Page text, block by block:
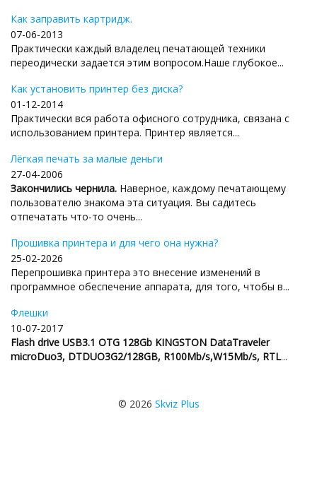
Как заправить картридж.
07-06-2013
Практически каждый владелец печатающей техники
переодически задается этим вопросом.Наше глубокое...
Как установить принтер без диска?
01-12-2014
Практически вся работа офисного сотрудника, связана с
использованием принтера. Принтер является...
Лёгкая печать за малые деньги
27-04-2006
Закончились чернила. Наверное, каждому печатающему
пользователю знакома эта ситуация. Вы садитесь
отпечатать что-то очень...
Прошивка принтера и для чего она нужна?
25-02-2026
Перепрошивка принтера это внесение изменений в
программное обеспечение аппарата, для того, чтобы в...
Флешки
10-07-2017
Flash drive USB3.1 OTG 128Gb KINGSTON DataTraveler
microDuo3, DTDUO3G2/128GB, R100Mb/s,W15Mb/s, RTL...
© 2026 Skviz Plus